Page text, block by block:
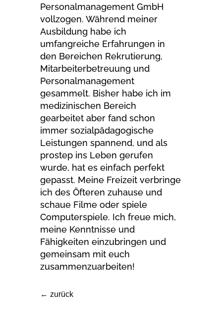
Personalmanagement GmbH
vollzogen. Während meiner
Ausbildung habe ich
umfangreiche Erfahrungen in
den Bereichen Rekrutierung,
Mitarbeiterbetreuung und
Personalmanagement
gesammelt. Bisher habe ich im
medizinischen Bereich
gearbeitet aber fand schon
immer sozialpädagogische
Leistungen spannend, und als
prostep ins Leben gerufen
wurde, hat es einfach perfekt
gepasst. Meine Freizeit verbringe
ich des Öfteren zuhause und
schaue Filme oder spiele
Computerspiele. Ich freue mich,
meine Kenntnisse und
Fähigkeiten einzubringen und
gemeinsam mit euch
zusammenzuarbeiten!
← zurück